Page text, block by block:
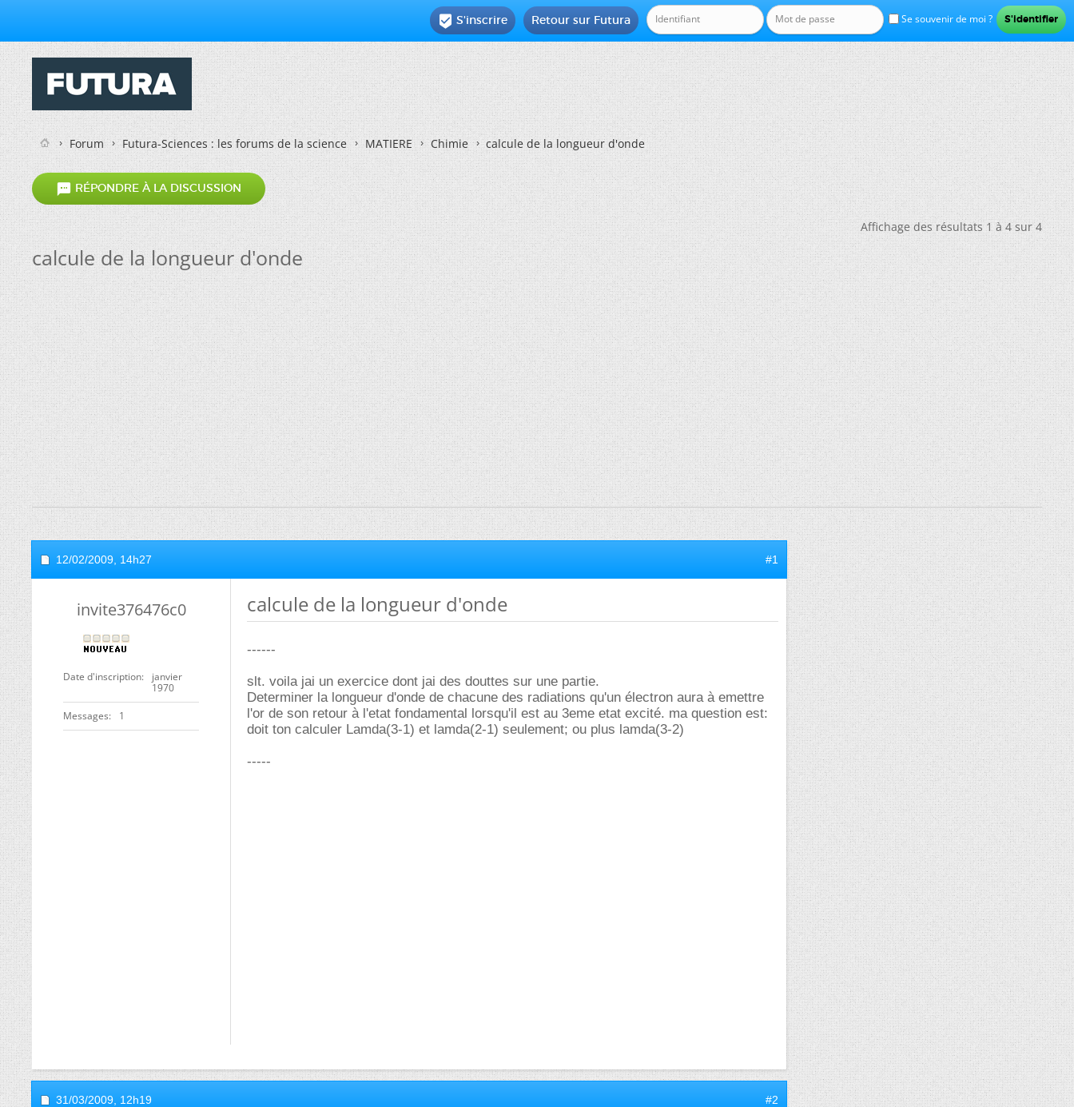
Se souvenir de moi ?
Retour sur Futura
 S'inscrire
Forum Futura-Sciences : les forums de la science MATIERE Chimie calcule de la longueur d'onde
 RÉPONDRE À LA DISCUSSION
Affichage des résultats 1 à 4 sur 4
calcule de la longueur d'onde
12/02/2009, 14h27 #1
invite376476c0
Date d'inscription
janvier
1970
Messages 1
calcule de la longueur d'onde
------
slt. voila jai un exercice dont jai des douttes sur une partie.
Determiner la longueur d'onde de chacune des radiations qu'un électron aura à emettre
l'or de son retour à l'etat fondamental lorsqu'il est au 3eme etat excité. ma question est:
doit ton calculer Lamda(3-1) et lamda(2-1) seulement; ou plus lamda(3-2)
-----
31/03/2009, 12h19 #2